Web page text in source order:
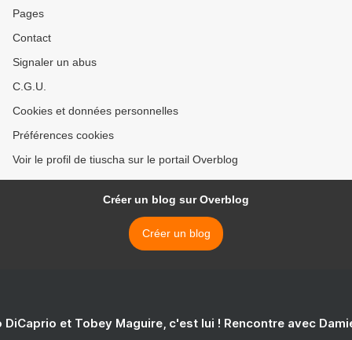
Pages
Contact
Signaler un abus
C.G.U.
Cookies et données personnelles
Préférences cookies
Voir le profil de tiuscha sur le portail Overblog
Créer un blog sur Overblog
Créer un blog
DiCaprio et Tobey Maguire, c'est lui ! Rencontre avec